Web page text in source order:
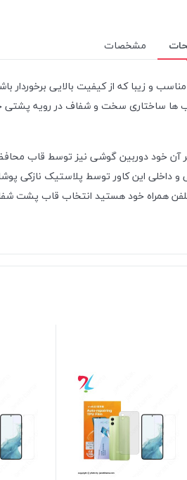
مشخصات
و زیبا که از کیفیت بالایی
ها ساختاری سخت و شفاف در رویه
آن خود دوربین گوشی نیز توسط قاب
این کاور توسط پلاستیک نازکی
همراه خود هستید انتخاب قاب پشت